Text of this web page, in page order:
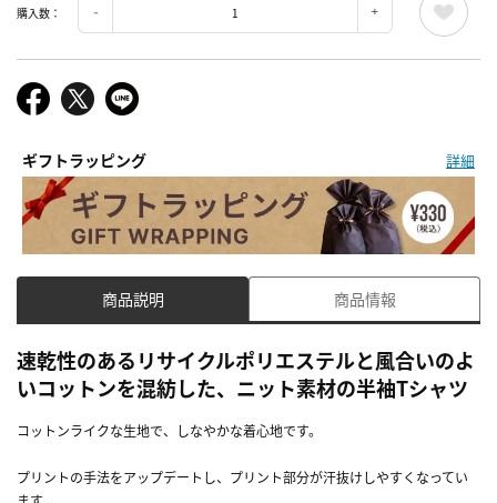
購入数：
ギフトラッピング 詳細
商品説明 商品情報
速乾性のあるリサイクルポリエステルと風合いのよ
いコットンを混紡した、ニット素材の半袖Tシャツ
コットンライクな生地で、しなやかな着心地です。
プリントの手法をアップデートし、プリント部分が汗抜けしやすくなってい